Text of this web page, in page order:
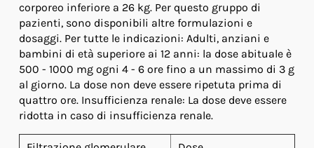
corporeo inferiore a 26 kg. Per questo gruppo di
pazienti, sono disponibili altre formulazioni e
dosaggi. Per tutte le indicazioni: Adulti, anziani e
bambini di età superiore ai 12 anni: la dose abituale è
500 - 1000 mg ogni 4 - 6 ore fino a un massimo di 3 g
al giorno. La dose non deve essere ripetuta prima di
quattro ore. Insufficienza renale: La dose deve essere
ridotta in caso di insufficienza renale.